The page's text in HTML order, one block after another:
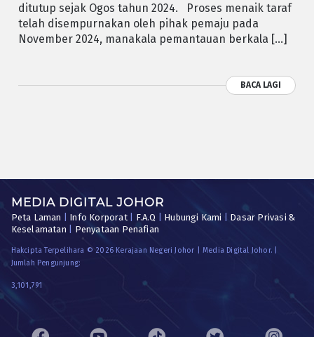
ditutup sejak Ogos tahun 2024. Proses menaik taraf
telah disempurnakan oleh pihak pemaju pada
November 2024, manakala pemantauan berkala […]
BACA LAGI
MEDIA DIGITAL JOHOR
Peta Laman Info Korporat| F.A.Q Hubungi Kami
Dasar Privasi &
Keselamatan
Penyataan Penafian
Hakcipta Terpelihara © 2026 Kerajaan Negeri Johor | Media Digital Johor. |
Jumlah Pengunjung:
3,101,791